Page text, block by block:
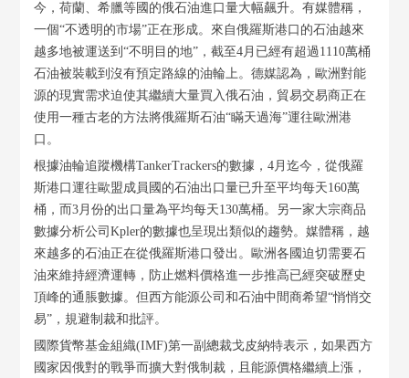
今，荷蘭、希臘等國的俄石油進口量大幅飆升。有媒體稱，
一個“不透明的市場”正在形成。來自俄羅斯港口的石油越來
越多地被運送到“不明目的地”，截至4月已經有超過1110萬桶
石油被裝載到沒有預定路線的油輪上。德媒認為，歐洲對能
源的現實需求迫使其繼續大量買入俄石油，貿易交易商正在
使用一種古老的方法將俄羅斯石油“瞞天過海”運往歐洲港
口。
根據油輪追蹤機構TankerTrackers的數據，4月迄今，從俄羅
斯港口運往歐盟成員國的石油出口量已升至平均每天160萬
桶，而3月份的出口量為平均每天130萬桶。另一家大宗商品
數據分析公司Kpler的數據也呈現出類似的趨勢。媒體稱，越
來越多的石油正在從俄羅斯港口發出。歐洲各國迫切需要石
油來維持經濟運轉，防止燃料價格進一步推高已經突破歷史
頂峰的通脹數據。但西方能源公司和石油中間商希望“悄悄交
易”，規避制裁和批評。
國際貨幣基金組織(IMF)第一副總裁戈皮納特表示，如果西方
國家因俄對的戰爭而擴大對俄制裁，且能源價格繼續上漲，